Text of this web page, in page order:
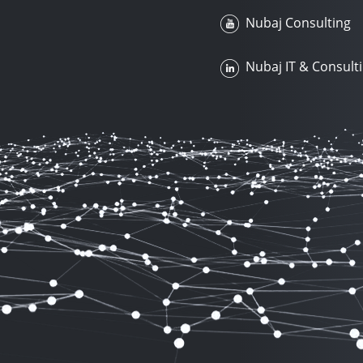
Nubaj Consulting
Nubaj IT &